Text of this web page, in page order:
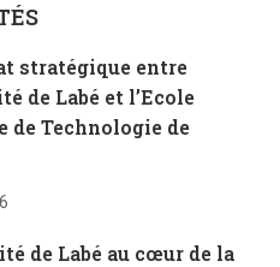
stratégique entre
de Labé et l’Ecole
de Technologie de
de Labé au cœur de la